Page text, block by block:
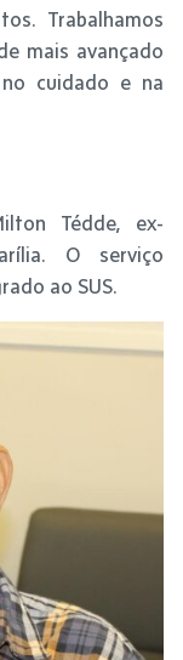
Trabalhamos
mais avançado
cuidado e na
Tédde, ex-
O serviço
ao SUS.